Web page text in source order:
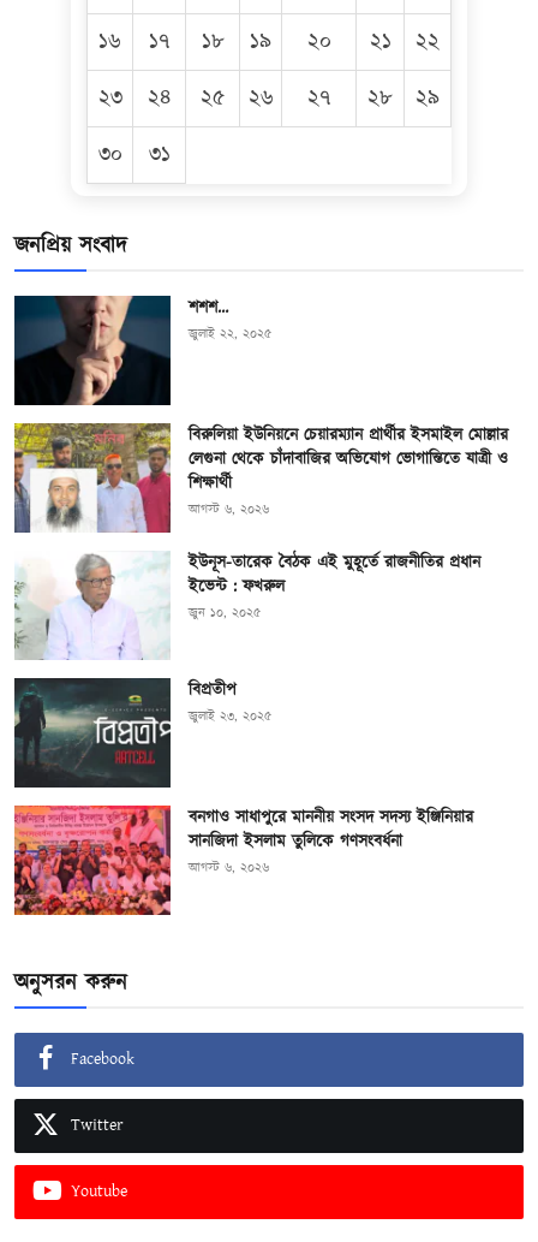
১৬
১৭ ১৮ ১৯ ২০ ২১
২২
২৩
২৪ ২৫ ২৬ ২৭ ২৮
২৯
৩০
৩১
জনপ্রিয় সংবাদ
শশশ…
জুলাই ২২, ২০২৫
বিরুলিয়া ইউনিয়নে চেয়ারম্যান প্রার্থীর ইসমাইল মোল্লার
লেগুনা থেকে চাঁদাবাজির অভিযোগ ভোগান্তিতে যাত্রী ও
শিক্ষার্থী
আগস্ট ৬, ২০২৬
ইউনূস-তারেক বৈঠক এই মুহূর্তে রাজনীতির প্রধান
ইভেন্ট : ফখরুল
জুন ১০, ২০২৫
বিপ্রতীপ
জুলাই ২৩, ২০২৫
বনগাও সাধাপুরে মাননীয় সংসদ সদস্য ইঞ্জিনিয়ার
সানজিদা ইসলাম তুলিকে গণসংবর্ধনা
আগস্ট ৬, ২০২৬
অনুসরন করুন
Facebook
Twitter
Youtube